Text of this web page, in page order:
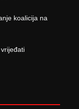
koalicija na